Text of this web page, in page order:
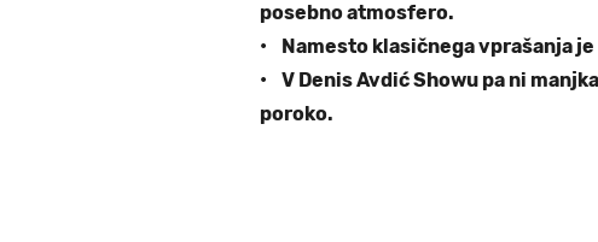
posebno atmosfero.
• Namesto klasičnega vprašanja
• V Denis Avdić Showu pa ni
poroko.